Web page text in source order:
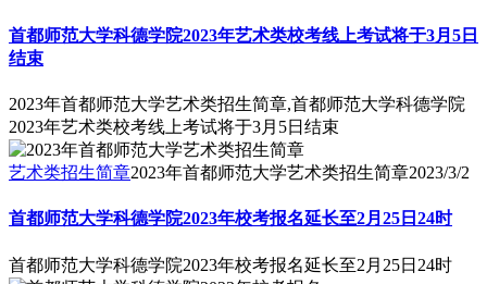
首都师范大学科德学院2023年艺术类校考线上考试将于3月5日
结束
2023年首都师范大学艺术类招生简章,首都师范大学科德学院
2023年艺术类校考线上考试将于3月5日结束
艺术类招生简章2023年首都师范大学艺术类招生简章2023/3/2
首都师范大学科德学院2023年校考报名延长至2月25日24时
首都师范大学科德学院2023年校考报名延长至2月25日24时